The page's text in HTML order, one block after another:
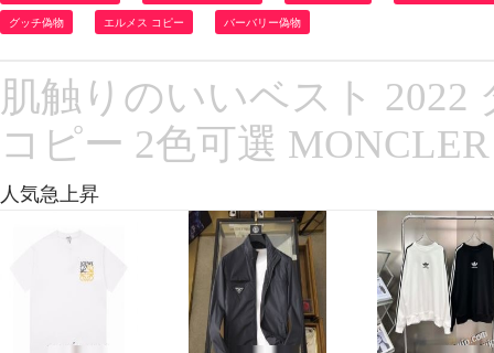
グッチ偽物 エルメス コピー バーバリー偽物
肌触りのいいベスト
コピー 2色可選
人気急上昇